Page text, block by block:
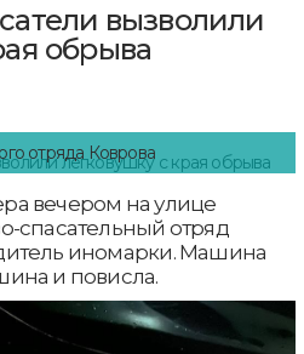
вызволили
обрыва
отряда Коврова
вечером на улице
спасательный отряд
иномарки. Машина
и повисла.